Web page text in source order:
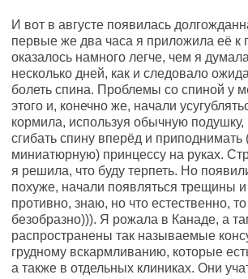
И вот в августе появилась
первые же два часа я приложила её к
оказалось намного легче, чем я
несколько дней, как и следовало
болеть спина. Проблемы со спиной у
этого и, конечно же, начали
кормила, используя обычную
сгибать спину вперёд и приподнимать
миниатюрную) принцессу на руках.
я решила, что буду терпеть. Но
похуже, начали появляться трещины и
противно, знаю, но что естественно,
безобразно))). Я рожала в Канаде, а
распространены так называемые
грудному вскармливанию, которые
а также в отдельных клиниках. Они